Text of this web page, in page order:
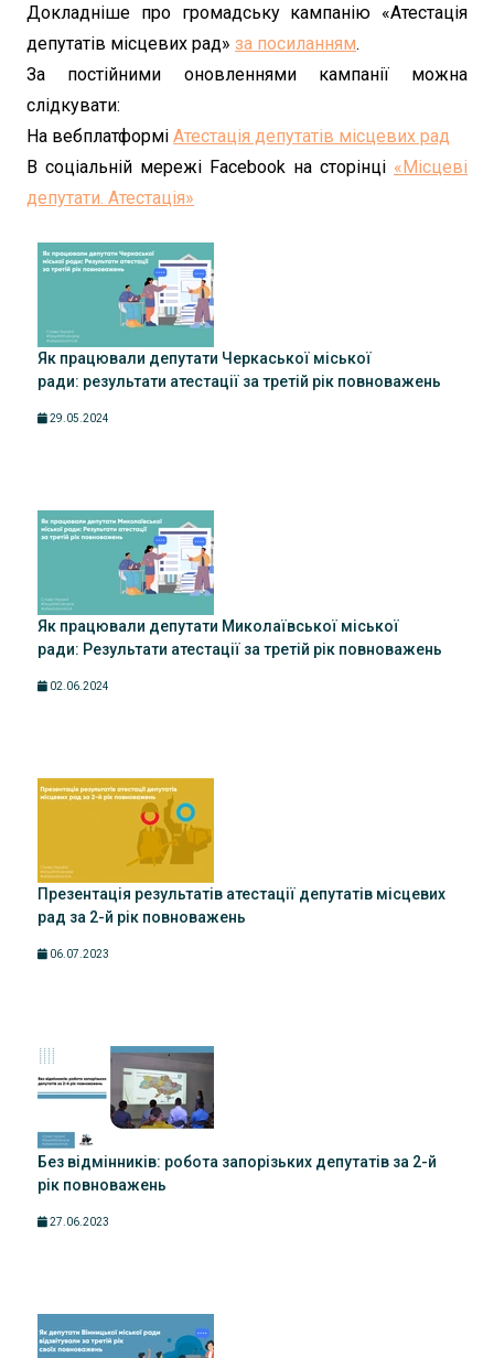
Докладніше про громадську кампанію «Атестація
депутатів місцевих рад» за посиланням.
За постійними оновленнями кампанії можна
слідкувати:
На вебплатформі Атестація депутатів місцевих рад
В соціальній мережі Facebook на сторінці «Місцеві
депутати. Атестація»
Як працювали депутати Черкаської міської
ради: результати атестації за третій рік повноважень
29.05.2024
Як працювали депутати Миколаївської міської
ради: Результати атестації за третій рік повноважень
02.06.2024
Презентація результатів атестації депутатів місцевих
рад за 2-й рік повноважень
06.07.2023
Без відмінників: робота запорізьких депутатів за 2-й
рік повноважень
27.06.2023